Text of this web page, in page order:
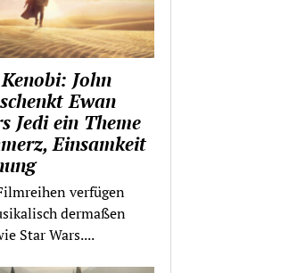
John
Ewan
Jedi ein Theme
Einsamkeit
verfügen
dermaßen
Star Wars....